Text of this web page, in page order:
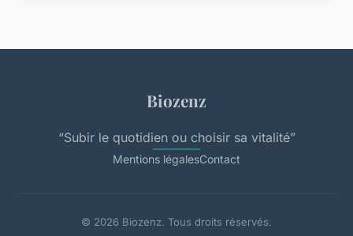
Biozenz
“Subir le quotidien ou choisir sa vitalité”
Mentions légalesContact
© 2026 Biozenz. Tous droits réservés.